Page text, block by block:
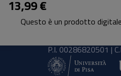
13,99 €
Questo è un prodotto
Lungarno Pacinotti
tel.+39 050 2212056
P.I. 00286820501 |